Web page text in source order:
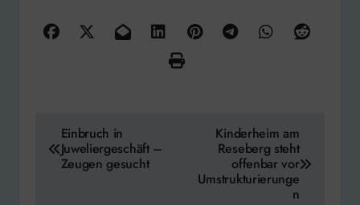
Beitragsnavigation
Einbruch in
Juweliergeschäft –
Zeugen gesucht
Kinderheim am
Reseberg steht
offenbar vor
Umstrukturierunge
n